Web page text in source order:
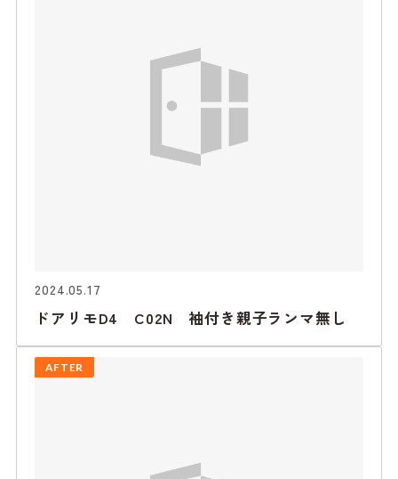
2024.05.17
ドアリモD4 C02N 袖付き親子ランマ無し
AFTER